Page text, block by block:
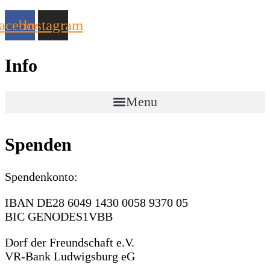
Instagram
Info
Menu
Spenden
Spendenkonto:
IBAN DE28 6049 1430 0058 9370 05
BIC GENODES1VBB
Dorf der Freundschaft e.V.
VR-Bank Ludwigsburg eG